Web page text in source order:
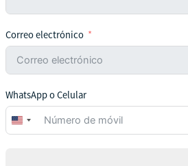
Correo electrónico
WhatsApp o Celular
United
States